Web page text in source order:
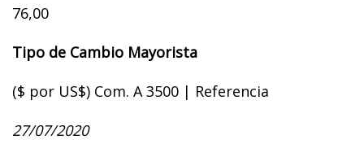
76,00
Tipo de Cambio Mayorista
($ por US$) Com. A 3500 | Referencia
27/07/2020